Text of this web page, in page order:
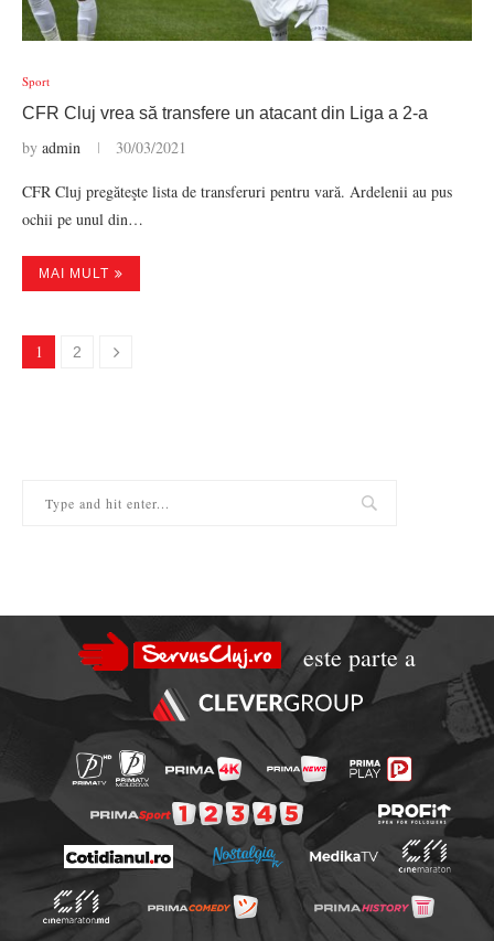
Sport
CFR Cluj vrea să transfere un atacant din Liga a 2-a
by admin 30/03/2021
CFR Cluj pregăteşte lista de transferuri pentru vară. Ardelenii au pus
ochii pe unul din…
MAI MULT
1 2
este parte a